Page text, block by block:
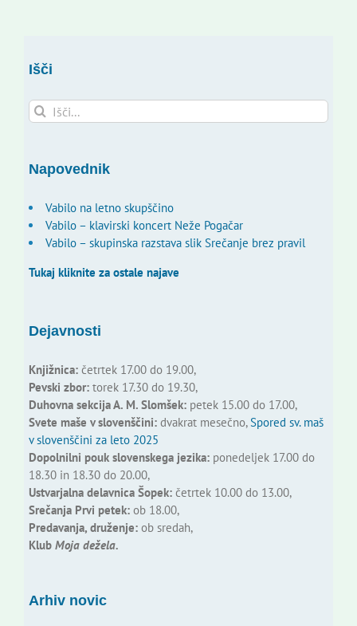
Išči
Search
for:
Napovednik
Vabilo na letno skupščino
Vabilo – klavirski koncert Neže Pogačar
Vabilo – skupinska razstava slik Srečanje brez pravil
Tukaj kliknite za ostale najave
Dejavnosti
Knjižnica:četrtek 17.00 do 19.00,
Pevski zbor:torek 17.30 do 19.30,
Duhovna sekcija A. M. Slomšek:petek 15.00 do 17.00,
Svete maše v slovenščini:dvakrat mesečno,Spored sv. maš
v slovenščini za leto 2025
Dopolnilni pouk slovenskega jezika:ponedeljek 17.00 do
18.30 in 18.30 do 20.00,
Ustvarjalna delavnica Šopek:četrtek 10.00 do 13.00,
Srečanja Prvi petek:ob 18.00,
Predavanja, druženje:ob sredah,
Klub Moja dežela.
Arhiv novic